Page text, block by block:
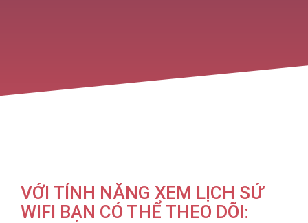
VỚI TÍNH NĂNG XEM LỊCH SỬ
WIFI BẠN CÓ THỂ THEO DÕI: